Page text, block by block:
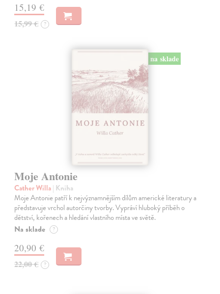
15,19 €
15,99 € ?
na sklade
Moje Antonie
Cather Willa| Kniha
Moje Antonie patří k nejvýznamnějším dílům americké literatury a
představuje vrchol autorčiny tvorby. Vypráví hluboký příběh o
dětství, kořenech a hledání vlastního místa ve světě.
Na sklade ?
20,90 €
22,00 € ?